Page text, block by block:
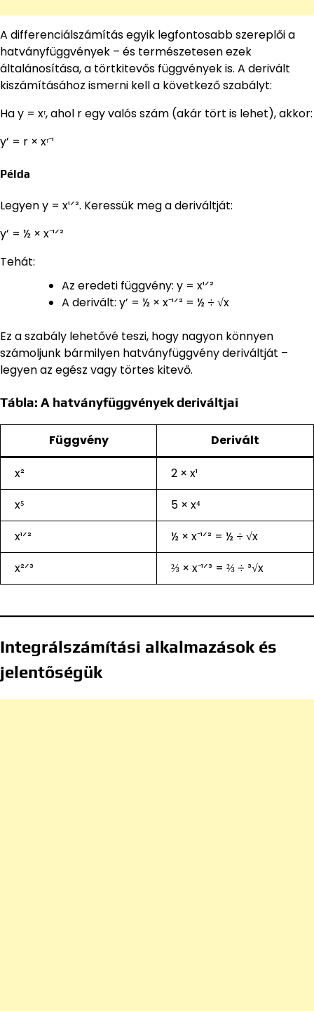
A differenciálszámítás egyik legfontosabb szereplői a
hatványfüggvények – és természetesen ezek
általánosítása, a törtkitevős függvények is. A derivált
kiszámításához ismerni kell a következő szabályt:
Ha y = xʳ, ahol r egy valós szám (akár tört is lehet), akkor:
y’ = r × xʳ⁻¹
Példa
Legyen y = x¹ᐟ². Keressük meg a deriváltját:
y’ = ½ × x⁻¹ᐟ²
Tehát:
Az eredeti függvény: y = x¹ᐟ²
A derivált: y’ = ½ × x⁻¹ᐟ² = ½ ÷ √x
Ez a szabály lehetővé teszi, hogy nagyon könnyen
számoljunk bármilyen hatványfüggvény deriváltját –
legyen az egész vagy törtes kitevő.
Tábla: A hatványfüggvények deriváltjai
Függvény Derivált
x²
2 × x¹
x⁵
5 × x⁴
x¹ᐟ²
½ × x⁻¹ᐟ² = ½ ÷ √x
x²ᐟ³
⅔ × x⁻¹ᐟ³ = ⅔ ÷ ³√x
Integrálszámítási alkalmazások és
jelentőségük